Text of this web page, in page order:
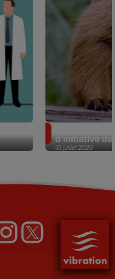
31 juillet 2026
d’initiative